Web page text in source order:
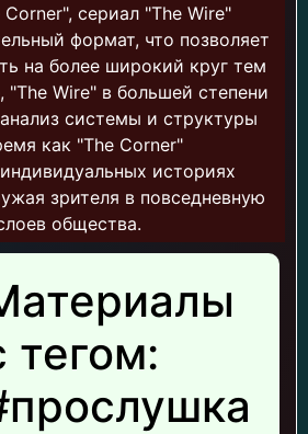
сериал "The Wire"
формат, что позволяет
на более широкий круг тем
"The Wire" в большей степени
системы и структуры
как "The Corner"
историях
зрителя в повседневную
общества.
тегом: